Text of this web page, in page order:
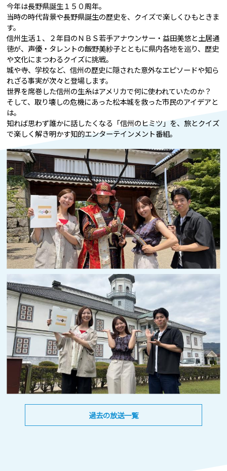
今年は長野県誕生１５０周年。
当時の時代背景や長野県誕生の歴史を、クイズで楽しくひもときま
す。
信州生活１、２年目のＮＢＳ若手アナウンサー・益田美悠と土居通
徳が、声優・タレントの飯野美紗子とともに県内各地を巡り、歴史
や文化にまつわるクイズに挑戦。
城や寺、学校など、信州の歴史に隠された意外なエピソードや知ら
れざる事実が次々と登場します。
世界を席巻した信州の生糸はアメリカで何に使われていたのか？
そして、取り壊しの危機にあった松本城を救った市民のアイデアと
は。
知れば思わず誰かに話したくなる「信州のヒミツ」を、旅とクイズ
で楽しく解き明かす知的エンターテインメント番組。
過去の放送一覧